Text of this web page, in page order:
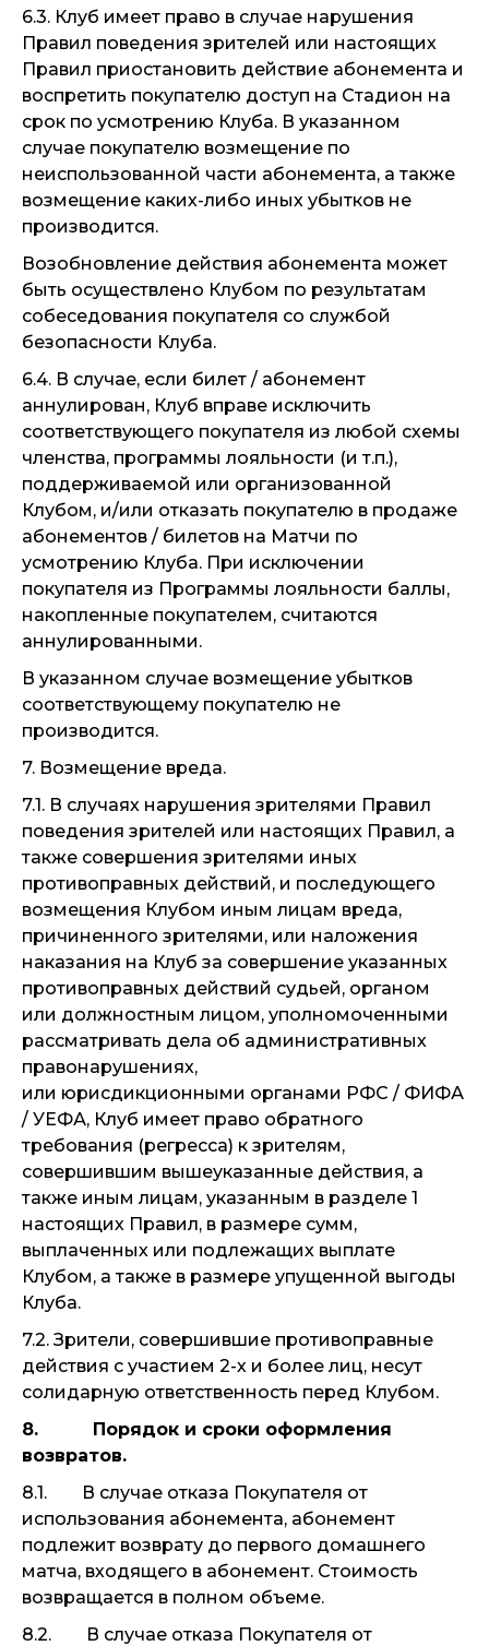
6.3. Клуб имеет право в случае нарушения
Правил поведения зрителей или настоящих
Правил приостановить действие абонемента и
воспретить покупателю доступ на Стадион на
срок по усмотрению Клуба. В указанном
случае покупателю возмещение по
неиспользованной части абонемента, а также
возмещение каких-либо иных убытков не
производится.
Возобновление действия абонемента может
быть осуществлено Клубом по результатам
собеседования покупателя со службой
безопасности Клуба.
6.4. В случае, если билет / абонемент
аннулирован, Клуб вправе исключить
соответствующего покупателя из любой схемы
членства, программы лояльности (и т.п.),
поддерживаемой или организованной
Клубом, и/или отказать покупателю в продаже
абонементов / билетов на Матчи по
усмотрению Клуба. При исключении
покупателя из Программы лояльности баллы,
накопленные покупателем, считаются
аннулированными.
В указанном случае возмещение убытков
соответствующему покупателю не
производится.
7. Возмещение вреда.
7.1. В случаях нарушения зрителями Правил
поведения зрителей или настоящих Правил, а
также совершения зрителями иных
противоправных действий, и последующего
возмещения Клубом иным лицам вреда,
причиненного зрителями, или наложения
наказания на Клуб за совершение указанных
противоправных действий судьей, органом
или должностным лицом, уполномоченными
рассматривать дела об административных
правонарушениях,
или юрисдикционными органами РФС / ФИФА
/ УЕФА, Клуб имеет право обратного
требования (регресса) к зрителям,
совершившим вышеуказанные действия, а
также иным лицам, указанным в разделе 1
настоящих Правил, в размере сумм,
выплаченных или подлежащих выплате
Клубом, а также в размере упущенной выгоды
Клуба.
7.2. Зрители, совершившие противоправные
действия с участием 2-х и более лиц, несут
солидарную ответственность перед Клубом.
8. Порядок и сроки оформления
возвратов.
8.1. В случае отказа Покупателя от
использования абонемента, абонемент
подлежит возврату до первого домашнего
матча, входящего в абонемент. Стоимость
возвращается в полном объеме.
8.2. В случае отказа Покупателя от